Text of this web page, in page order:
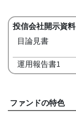
投信会社開示資料
目論見書
運用報告書1
ファンドの特色